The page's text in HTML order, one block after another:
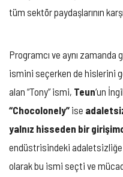
tüm sektör paydaşlarının
Programcı ve aynı zamanda
ismini seçerken de hislerini
alan “Tony” ismi, Teun‘un
“Chocolonely” ise
yalnız hisseden bir
endüstrisindeki adaletsizliğe
olarak bu ismi seçti ve